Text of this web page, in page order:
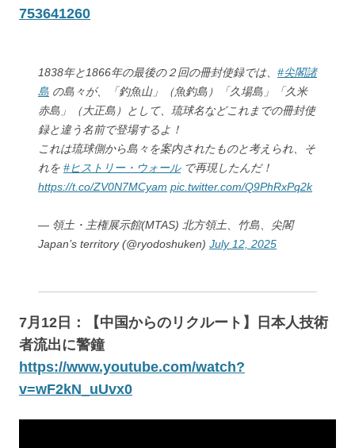
753641260
1838年と1866年の最後の２回の冊封使録では、 #尖閣諸
島 の島々が、「釣魚山」（魚釣島）「久場島」「久米
赤島」（大正島）として、琉球名などこれまでの冊封使
録と違う名前で登場するよ！
これは琉球側から島々を案内されたものと考えられ、そ
れを #ヒストリー・ウォールで再現したんだ！
https://t.co/ZV0N7MCyam pic.twitter.com/Q9PhRxPq2k
— 領土・主権展示館(MTAS) 北方領土、竹島、尖閣
Japan’s territory (@ryodoshuken) July 12, 2025
7月12日：【中国からのリクルート】日本人技術
者流出に警鐘
https://www.youtube.com/watch?
v=wF2kN_uUvx0